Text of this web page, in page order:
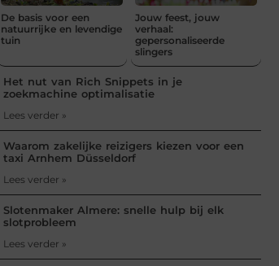
De basis voor een
natuurrijke en levendige
tuin
Jouw feest, jouw
verhaal:
gepersonaliseerde
slingers
Het nut van Rich Snippets in je
zoekmachine optimalisatie
Lees verder »
Waarom zakelijke reizigers kiezen voor een
taxi Arnhem Düsseldorf
Lees verder »
Slotenmaker Almere: snelle hulp bij elk
slotprobleem
Lees verder »